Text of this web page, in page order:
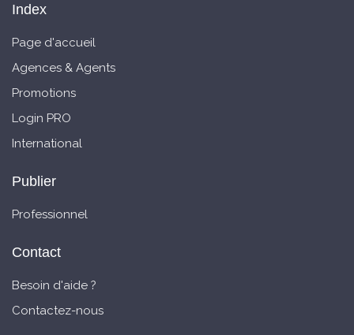
Index
Page d'accueil
Agences & Agents
Promotions
Login PRO
International
Publier
Professionnel
Contact
Besoin d'aide ?
Contactez-nous